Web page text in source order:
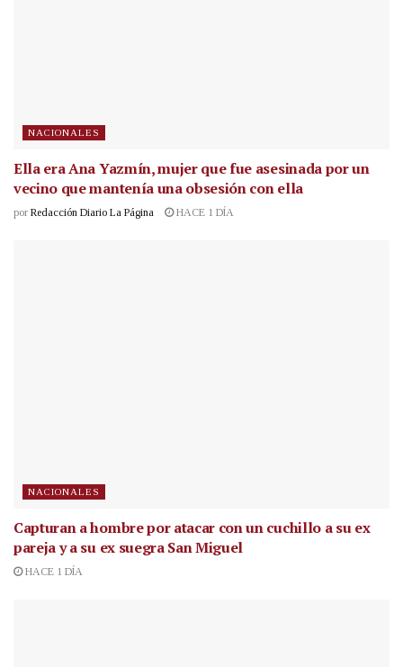
NACIONALES
Ella era Ana Yazmín, mujer que fue asesinada por un
vecino que mantenía una obsesión con ella
por Redacción Diario La Página HACE 1 DÍA
NACIONALES
Capturan a hombre por atacar con un cuchillo a su ex
pareja y a su ex suegra San Miguel
HACE 1 DÍA